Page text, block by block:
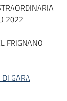
2022
FRIGNANO
GARA